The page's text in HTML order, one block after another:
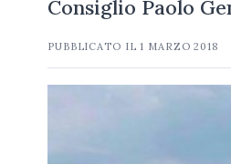
Consiglio Paolo
PUBBLICATO IL1 MARZO 2018